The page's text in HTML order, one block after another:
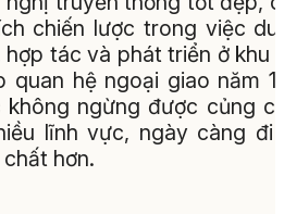
chiến lược trong việc
hợp tác và phát triển ở khu
quan hệ ngoại giao năm
không ngừng được củng
lĩnh vực, ngày càng đi
hơn.